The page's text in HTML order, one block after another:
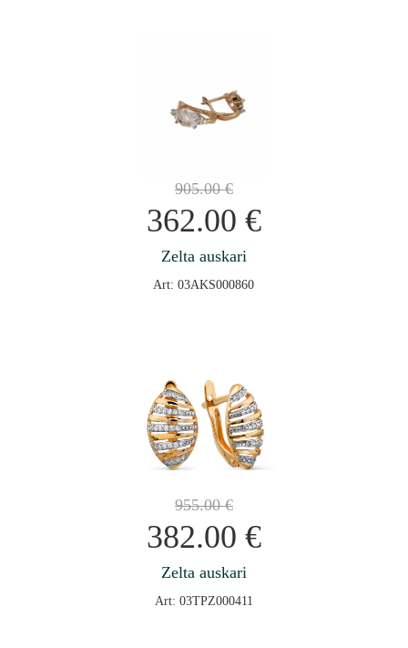
905.00€
362.00 €
Zelta auskari
Art: 03AKS000860
955.00€
382.00 €
Zelta auskari
Art: 03TPZ000411